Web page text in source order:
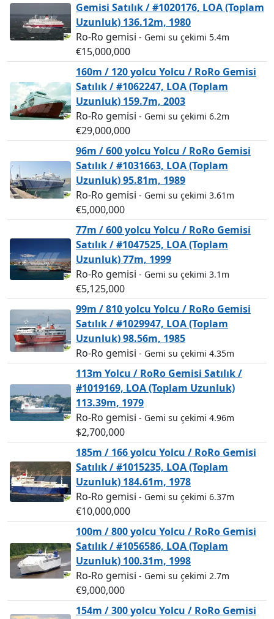
Gemisi Satılık / #1020176, LOA (Toplam
Uzunluk) 136.12m, 1980
Ro-Ro gemisi - Gemi su çekimi 5.4m
€15,000,000
160m / 120 yolcu Yolcu / RoRo Gemisi
Satılık / #1062247, LOA (Toplam
Uzunluk) 159.7m, 2003
Ro-Ro gemisi - Gemi su çekimi 6.2m
€29,000,000
96m / 600 yolcu Yolcu / RoRo Gemisi
Satılık / #1031663, LOA (Toplam
Uzunluk) 95.81m, 1989
Ro-Ro gemisi - Gemi su çekimi 3.61m
€5,000,000
77m / 600 yolcu Yolcu / RoRo Gemisi
Satılık / #1047525, LOA (Toplam
Uzunluk) 77m, 1999
Ro-Ro gemisi - Gemi su çekimi 3.1m
€5,125,000
99m / 810 yolcu Yolcu / RoRo Gemisi
Satılık / #1029947, LOA (Toplam
Uzunluk) 98.56m, 1985
Ro-Ro gemisi - Gemi su çekimi 4.35m
113m Yolcu / RoRo Gemisi Satılık /
#1019169, LOA (Toplam Uzunluk)
113.39m, 1979
Ro-Ro gemisi - Gemi su çekimi 4.96m
$2,700,000
185m / 166 yolcu Yolcu / RoRo Gemisi
Satılık / #1015235, LOA (Toplam
Uzunluk) 184.61m, 1978
Ro-Ro gemisi - Gemi su çekimi 6.37m
€10,000,000
100m / 800 yolcu Yolcu / RoRo Gemisi
Satılık / #1056586, LOA (Toplam
Uzunluk) 100.31m, 1998
Ro-Ro gemisi - Gemi su çekimi 2.7m
€9,000,000
154m / 300 yolcu Yolcu / RoRo Gemisi